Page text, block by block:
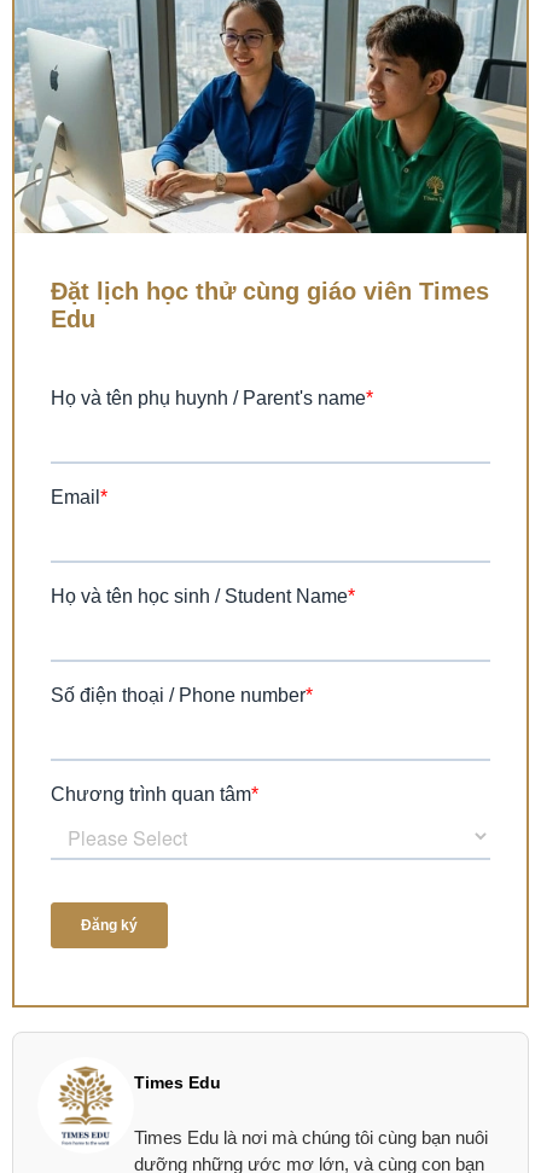
Times Edu
Times Edu là nơi mà chúng tôi cùng bạn nuôi
dưỡng những ước mơ lớn, và cùng con bạn